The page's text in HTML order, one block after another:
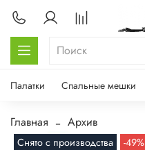
Палатки Спальные мешки
Главная Архив
Снято с производства -49%